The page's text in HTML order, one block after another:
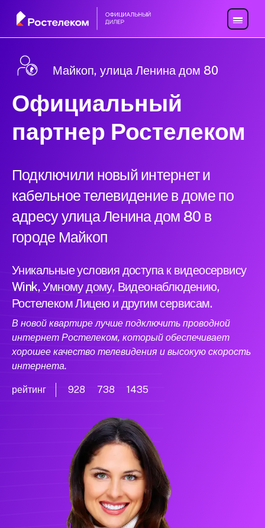
Майкоп, улица Ленина дом 80
Официальный
партнер Ростелеком
Подключили новый интернет и
кабельное телевидение в доме по
адресу улица Ленина дом 80 в
городе Майкоп
Уникальные условия доступа к видеосервису
Wink, Умному дому, Видеонаблюдению,
Ростелеком Лицею и другим сервисам.
В новой квартире лучше подключить проводной
интернет Ростелеком, который обеспечивает
хорошее качество телевидения и высокую скорость
интернета.
рейтинг 928 738 1435